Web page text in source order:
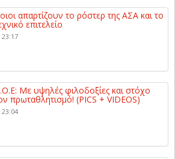
απαρτίζουν το ρόστερ της ΑΣΑ και το
επιτελείο
23:17
Με υψηλές φιλοδοξίες και στόχο
πρωταθλητισμό! (PICS + VIDEOS)
23:04